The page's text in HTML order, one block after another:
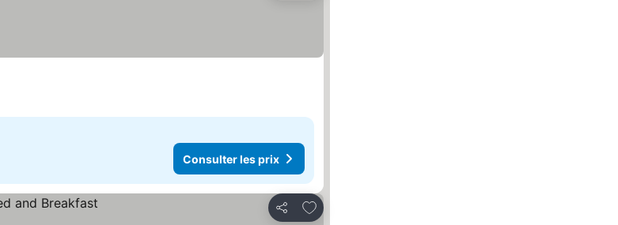
Consulter les prix
Partager
Ajouter à mes favoris